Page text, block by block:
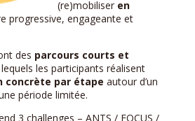
(re)mobiliser en
progressive, engageante et
des parcours courts et
les participants réalisent
concrète par étape autour d’un
période limitée.
3 challenges – ANTS / FOCUS /